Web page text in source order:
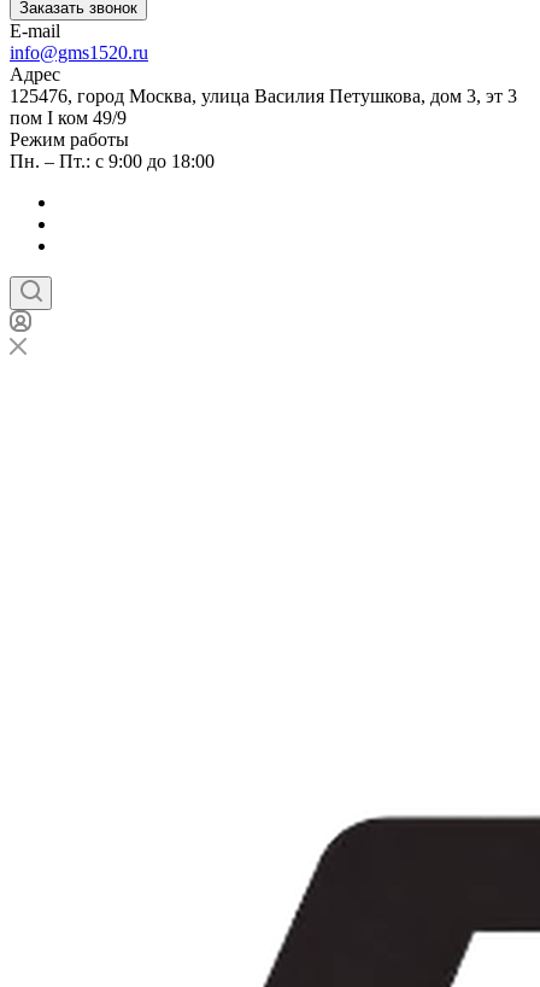
Заказать звонок
E-mail
info@gms1520.ru
Адрес
125476, город Москва, улица Василия Петушкова, дом 3, эт 3
пом I ком 49/9
Режим работы
Пн. – Пт.: с 9:00 до 18:00